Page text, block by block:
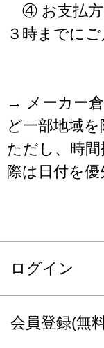
④ お支払方
３時までに
→ メーカー
ど一部地域
ただし、時
際は日付を
ログイン
会員登録(無